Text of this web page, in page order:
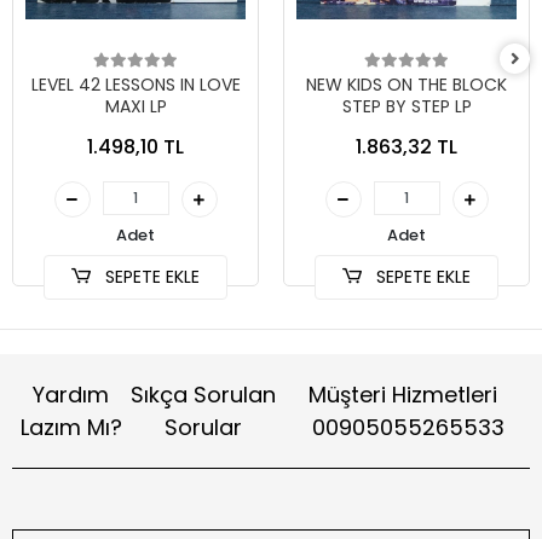
LEVEL 42 LESSONS IN LOVE
MAXI LP
1.498,10 TL
Adet
SEPETE EKLE
NEW KIDS ON THE BLOCK
STEP BY STEP LP
1.863,32 TL
Adet
SEPETE EKLE
Yardım
Lazım Mı?
Sıkça Sorulan
Sorular
Müşteri Hizmetleri
00905055265533